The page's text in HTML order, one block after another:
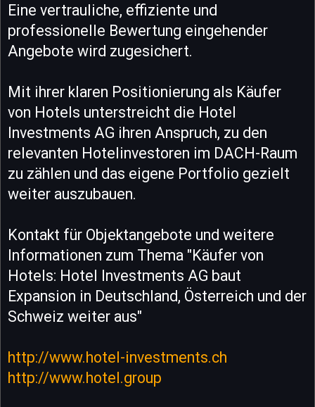
Eine vertrauliche, effiziente und
professionelle Bewertung eingehender
Angebote wird zugesichert.
Mit ihrer klaren Positionierung als Käufer
von Hotels unterstreicht die Hotel
Investments AG ihren Anspruch, zu den
relevanten Hotelinvestoren im DACH-Raum
zu zählen und das eigene Portfolio gezielt
weiter auszubauen.
Kontakt für Objektangebote und weitere
Informationen zum Thema "Käufer von
Hotels: Hotel Investments AG baut
Expansion in Deutschland, Österreich und der
Schweiz weiter aus"
http://www.hotel-investments.ch
http://www.hotel.group